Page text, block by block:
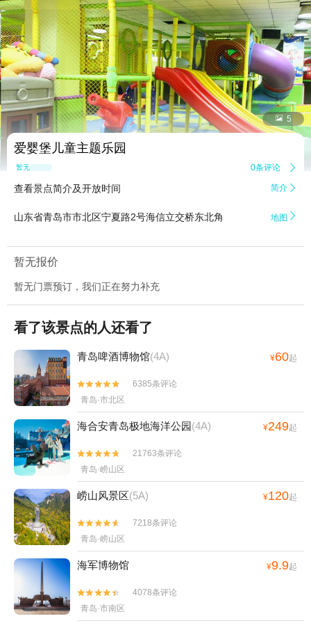
 5
爱婴堡儿童主题乐园
暂无点评 0条评论 
查看景点简介及开放时间 简介 
山东省青岛市市北区宁夏路2号海信立交桥东北角 地图 
暂无报价
暂无门票预订，我们正在努力补充
看了该景点的人还看了
青岛啤酒博物馆(4A) ¥60起


6385条评论
青岛·市北区
海合安青岛极地海洋公园(4A) ¥249起


21763条评论
青岛·崂山区
崂山风景区(5A) ¥120起


7218条评论
青岛·崂山区
海军博物馆 ¥9.9起


4078条评论
青岛·市南区
